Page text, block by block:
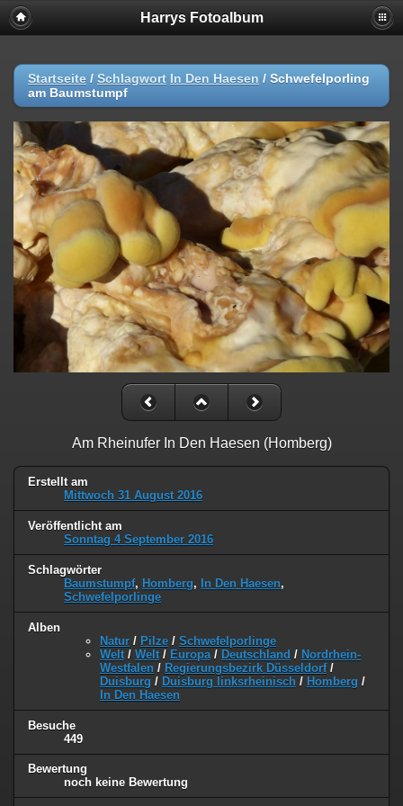
Harrys Fotoalbum
Startseite / Schlagwort In Den Haesen / Schwefelporling
am Baumstumpf
Am Rheinufer In Den Haesen (Homberg)
Erstellt am
Mittwoch 31 August 2016
Veröffentlicht am
Sonntag 4 September 2016
Schlagwörter
Baumstumpf, Homberg, In Den Haesen,
Schwefelporlinge
Alben
Natur / Pilze / Schwefelporlinge
Welt / Welt / Europa / Deutschland / Nordrhein-
Westfalen / Regierungsbezirk Düsseldorf/
Duisburg / Duisburg linksrheinisch / Homberg /
In Den Haesen
Besuche
449
Bewertung
noch keine Bewertung